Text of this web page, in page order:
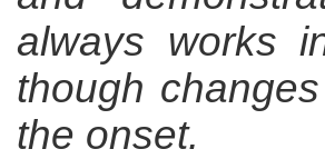
always works
though
the onset.